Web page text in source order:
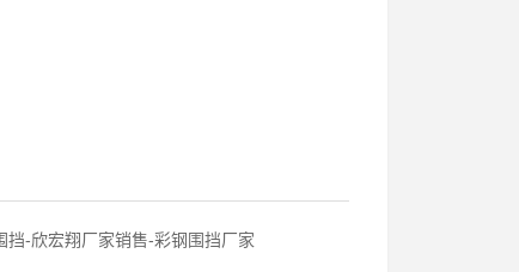
挡-欣宏翔厂家销售-彩钢围挡厂家